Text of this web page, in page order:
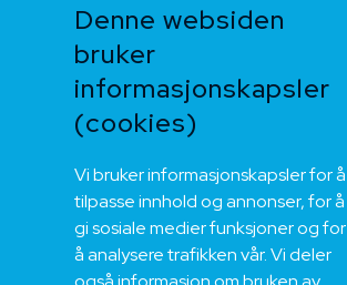
Denne websiden
bruker
informasjonskapsler
(cookies)
Vi bruker informasjonskapsler for å
tilpasse innhold og annonser, for å
gi sosiale medier funksjoner og for
å analysere trafikken vår. Vi deler
Personvern|Vilkår og betingelser